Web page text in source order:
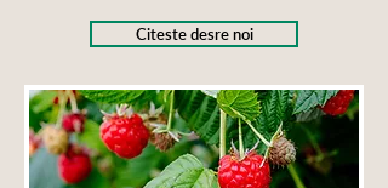
Citeste desre noi